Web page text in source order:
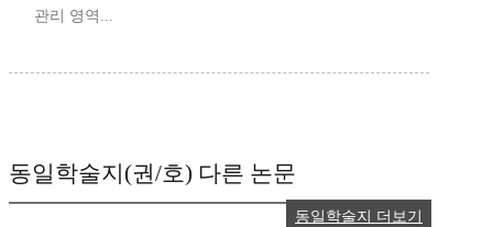
관리 영역...
동일학술지(권/호) 다른 논문
동일학술지 더보기